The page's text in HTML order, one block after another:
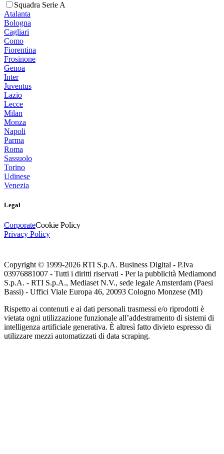
Squadra Serie A
Atalanta
Bologna
Cagliari
Como
Fiorentina
Frosinone
Genoa
Inter
Juventus
Lazio
Lecce
Milan
Monza
Napoli
Parma
Roma
Sassuolo
Torino
Udinese
Venezia
Legal
CorporateCookie Policy
Privacy Policy
Copyright © 1999-2026 RTI S.p.A. Business Digital - P.Iva
03976881007 - Tutti i diritti riservati - Per la pubblicità Mediamond
S.p.A. - RTI S.p.A., Mediaset N.V., sede legale Amsterdam (Paesi
Bassi) - Uffici Viale Europa 46, 20093 Cologno Monzese (MI)
Rispetto ai contenuti e ai dati personali trasmessi e/o riprodotti è
vietata ogni utilizzazione funzionale all’addestramento di sistemi di
intelligenza artificiale generativa. È altresì fatto divieto espresso di
utilizzare mezzi automatizzati di data scraping.